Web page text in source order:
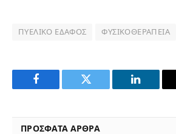
ΠΥΕΛΙΚΌ ΈΔΑΦΟΣ ΦΥΣΙΚΟΘΕΡΑΠΕΊΑ
Facebook Twitter LinkedIn
ΠΡΟΣΦΑΤΑ ΑΡΘΡΑ